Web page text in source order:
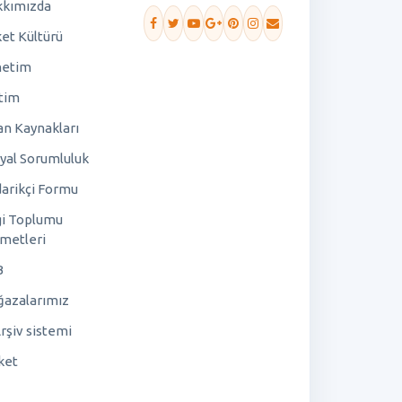
Kültürü
Kaynakları
Sorumluluk
Formu
Toplumu
sistemi